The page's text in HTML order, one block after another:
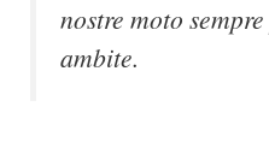
nostre moto
ambite.